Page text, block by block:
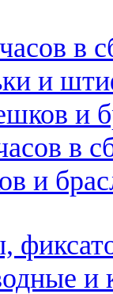
в
и
и
в
и
и